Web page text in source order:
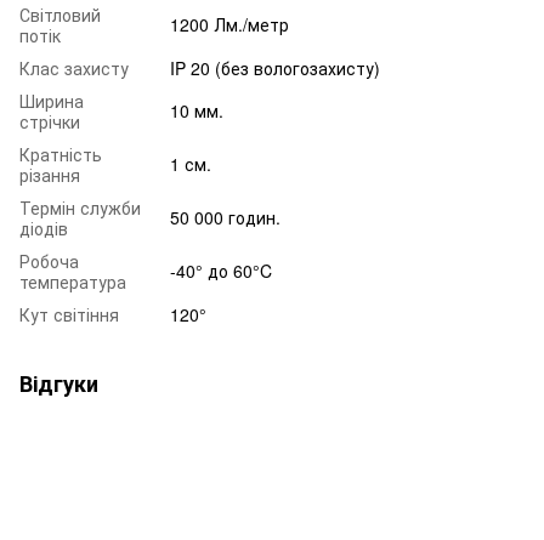
Світловий
потік
1200 Лм./метр
Клас захисту
IP 20 (без вологозахисту)
Ширина
стрічки
10 мм.
Кратність
різання
1 см.
Термін служби
діодів
50 000 годин.
Робоча
температура
-40° до 60°C
Кут світіння
120°
Відгуки